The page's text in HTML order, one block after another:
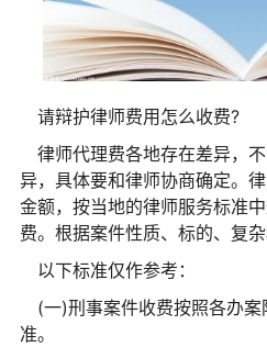
请辩护律师费用怎么收费?
律师代理费各地存在差异，
异，具体要和律师协商确定。
金额，按当地的律师服务标准
费。根据案件性质、标的、复杂
以下标准仅作参考：
(一)刑事案件收费按照各办
准。